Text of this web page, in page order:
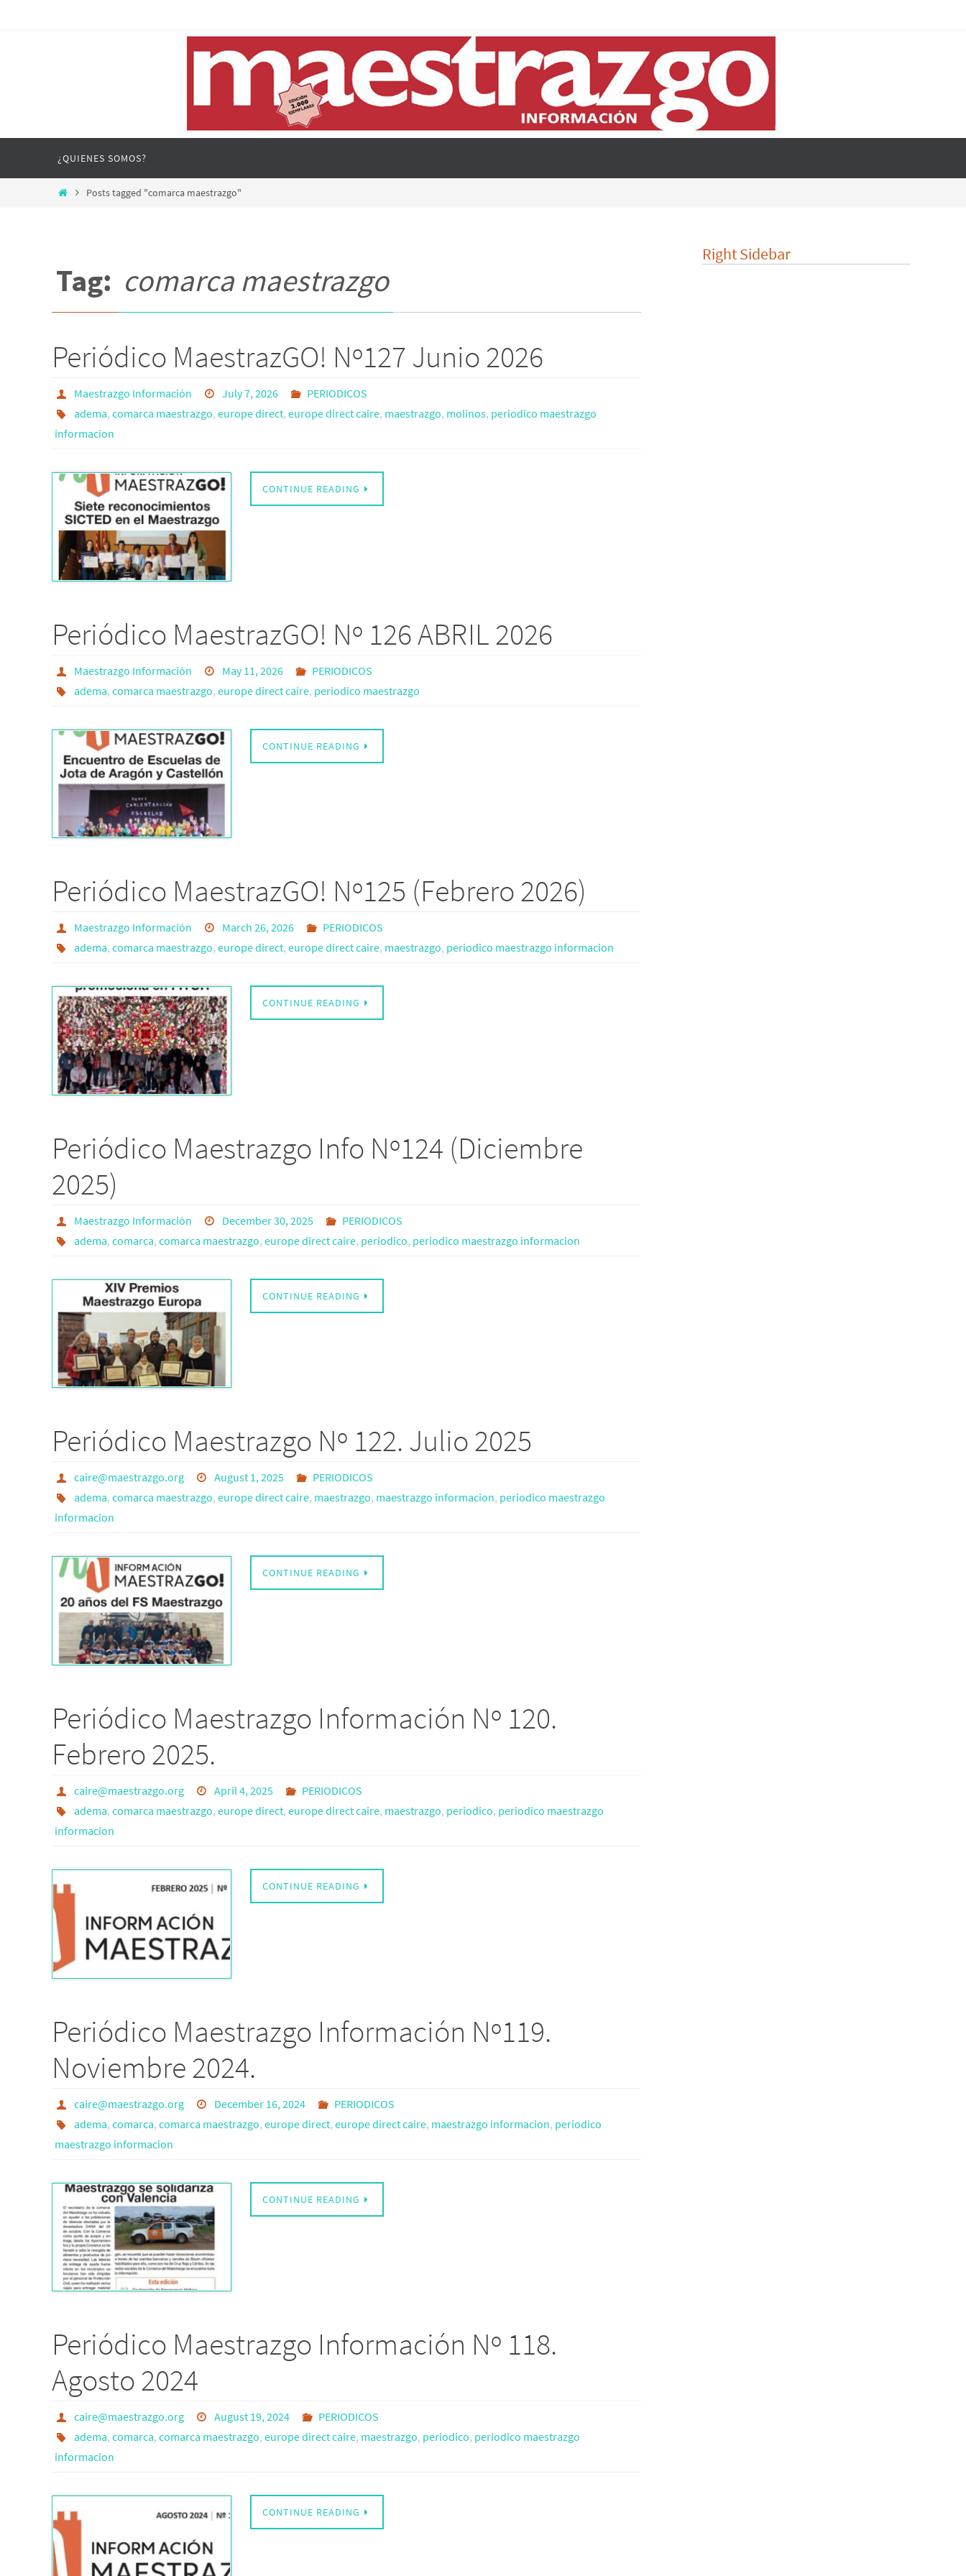
content
¿QUIENES SOMOS?
HomePosts tagged "comarca maestrazgo"
Tag: comarca maestrazgo
Periódico MaestrazGO! Nº127 Junio 2026
Maestrazgo Información July 7, 2026
PERIODICOS
adema, comarca maestrazgo, europe direct, europe direct caire, maestrazgo, molinos, periodico maestrazgo
informacion
CONTINUE READING
Periódico MaestrazGO! Nº 126 ABRIL 2026
Maestrazgo Información May 11, 2026
PERIODICOS
adema, comarca maestrazgo, europe direct caire, periodico maestrazgo
CONTINUE READING
Periódico MaestrazGO! Nº125 (Febrero 2026)
Maestrazgo Información March 26, 2026
PERIODICOS
adema, comarca maestrazgo, europe direct, europe direct caire, maestrazgo, periodico maestrazgo informacion
CONTINUE READING
Periódico Maestrazgo Info Nº124 (Diciembre
2025)
Maestrazgo Información December 30, 2025
PERIODICOS
adema, comarca, comarca maestrazgo, europe direct caire, periodico, periodico maestrazgo informacion
CONTINUE READING
Periódico Maestrazgo Nº 122. Julio 2025
caire@maestrazgo.org August 1, 2025
PERIODICOS
adema, comarca maestrazgo, europe direct caire, maestrazgo, maestrazgo informacion, periodico maestrazgo
informacion
CONTINUE READING
Periódico Maestrazgo Información Nº 120.
Febrero 2025.
caire@maestrazgo.org April 4, 2025
PERIODICOS
adema, comarca maestrazgo, europe direct, europe direct caire, maestrazgo, periodico, periodico maestrazgo
informacion
CONTINUE READING
Periódico Maestrazgo Información Nº119.
Noviembre 2024.
caire@maestrazgo.org December 16, 2024
PERIODICOS
adema, comarca, comarca maestrazgo, europe direct, europe direct caire, maestrazgo informacion, periodico
maestrazgo informacion
CONTINUE READING
Periódico Maestrazgo Información Nº 118.
Agosto 2024
caire@maestrazgo.org August 19, 2024
PERIODICOS
adema, comarca, comarca maestrazgo, europe direct caire, maestrazgo, periodico, periodico maestrazgo
informacion
CONTINUE READING
Right Sidebar